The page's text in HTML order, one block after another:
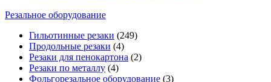
Резальное оборудование
Гильотинные резаки (249)
Продольные резаки (4)
Резаки для пенокартона (2)
Резаки по металлу (4)
Фольгорезальное оборудование (3)